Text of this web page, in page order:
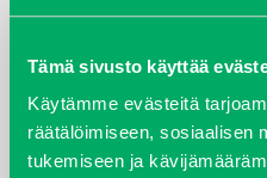
Tämä sivusto käyttää
Käytämme evästeitä
räätälöimiseen, sosiaalisen
tukemiseen ja
ARKISTOT
maaliskuu 2026
elokuu 2024